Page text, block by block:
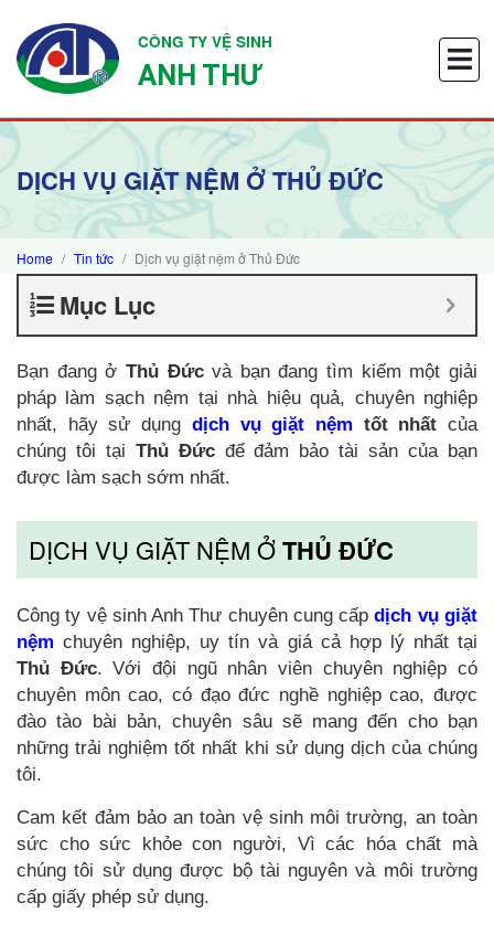
CÔNG TY VỆ SINH
ANH THƯ
DỊCH VỤ GIẶT NỆM Ở THỦ ĐỨC
Home Tin tức Dịch vụ giặt nệm ở Thủ Đức
Mục Lục
Bạn đang ở Thủ Đứcvà bạn đang tìm kiếm một giải
pháp làm sạch nệm tại nhà hiệu quả, chuyên nghiệp
nhất, hãy sử dụng dịch vụ giặt nệm tốt nhất của
chúng tôi tại Thủ Đứcđể đảm bảo tài sản của bạn
được làm sạch sớm nhất.
DỊCH VỤ GIẶT NỆM ỞTHỦ ĐỨC
Công ty vệ sinh Anh Thư chuyên cung cấpdịch vụ giặt
nệmchuyên nghiệp, uy tín và giá cả hợp lý nhất tại
Thủ Đức. Với đội ngũ nhân viên chuyên nghiệp có
chuyên môn cao, có đạo đức nghề nghiệp cao, được
đào tào bài bản, chuyên sâu sẽ mang đến cho bạn
những trải nghiệm tốt nhất khi sử dụng dịch của chúng
tôi.
Cam kết đảm bảo an toàn vệ sinh môi trường, an toàn
sức cho sức khỏe con người, Vì các hóa chất mà
chúng tôi sử dụng được bộ tài nguyên và môi trường
cấp giấy phép sử dụng.